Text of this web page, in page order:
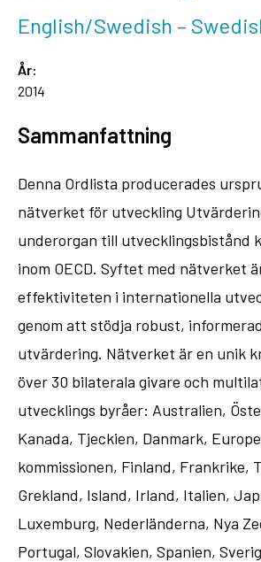
English/Swedish –
År:
2014
Sammanfattning
Denna Ordlista producerades
nätverket för utveckling
underorgan till utvecklingsbistånd
inom OECD. Syftet med nätverket
effektiviteten i internationella
genom att stödja robust,
utvärdering. Nätverket är en unik
över 30 bilaterala givare och
utvecklings byråer: Australien,
Kanada, Tjeckien, Danmark,
kommissionen, Finland, Frankrike,
Grekland, Island, Irland, Italien,
Luxemburg, Nederländerna, Nya
Portugal, Slovakien, Spanien,